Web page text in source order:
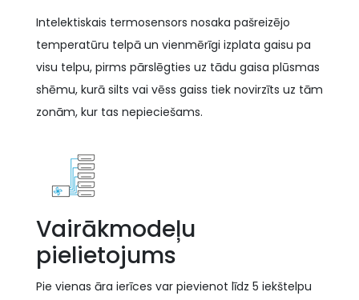
Intelektiskais termosensors nosaka pašreizējo
temperatūru telpā un vienmērīgi izplata gaisu pa
visu telpu, pirms pārslēgties uz tādu gaisa plūsmas
shēmu, kurā silts vai vēss gaiss tiek novirzīts uz tām
zonām, kur tas nepieciešams.
Vairākmodeļu
pielietojums
Pie vienas āra ierīces var pievienot līdz 5 iekštelpu